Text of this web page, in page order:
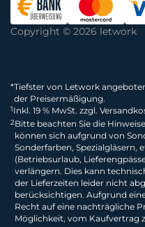
Copyright © 2026 letwork
*Tiefster von Letwork
der Preisermäßigung.
1Inkl. 19 % MwSt. zzgl.
2Bitte beachten Sie die
können sich aufgrund von
Sonderfarben, Spezialgläsern,
(Betriebsurlaub,
verlängern. Dies kann
der Lieferzeiten leider nicht
berücksichtigen. Aufgrund
Recht auf eine nachträgliche
Möglichkeit, vom Kaufvertrag